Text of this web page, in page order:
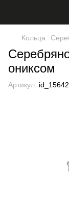
Кольца
ониксом
Артикул: id_15642